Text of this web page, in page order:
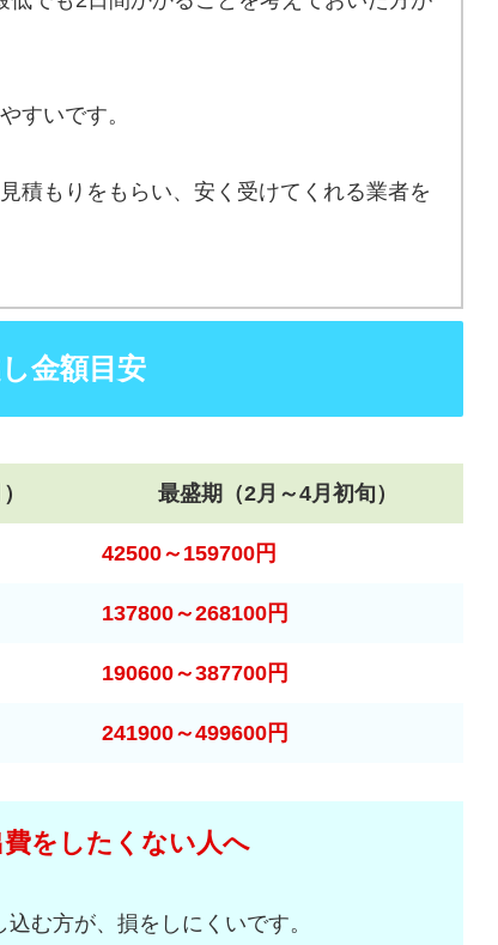
すいです。
積もりをもらい、安く受けてくれる業者を
金額目安
最盛期（2月～4月初旬）
42500～159700円
137800～268100円
190600～387700円
241900～499600円
をしたくない人へ
む方が、損をしにくいです。